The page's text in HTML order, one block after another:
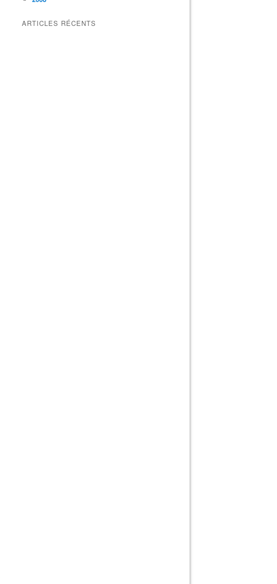
ARTICLES RÉCENTS